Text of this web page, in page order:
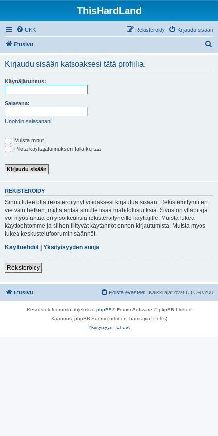
ThisHardLand
UKK Kirjaudu sisään
Rekisteröidy
Etusivu
Kirjaudu sisään katsoaksesi tätä profiilia.
Käyttäjätunnus:
Salasana:
Unohdin salasanani
Muista minut
Piilota käyttäjätunnukseni tällä kertaa
REKISTERÖIDY
Sinun tulee olla rekisteröitynyt voidaksesi kirjautua sisään. Rekisteröityminen
vie vain hetken, mutta antaa sinulle lisää mahdollisuuksia. Sivuston ylläpitäjä
voi myös antaa erityisoikeuksia rekisteröityneille käyttäjille. Muista lukea
käyttöehtomme ja siihen liittyvät käytännöt ennen kirjautumista. Muista myös
lukea keskustelufoorumin säännöt.
Käyttöehdot | Yksityisyyden suoja
Rekisteröidy
Etusivu Kaikki ajat ovat UTC+03:00
Poista evästeet
Keskustelufoorumin ohjelmisto phpBB® Forum Software © phpBB Limited
Käännös: phpBB Suomi (lurttinen, harritapio, Pettis)
Yksityisyys | Ehdot